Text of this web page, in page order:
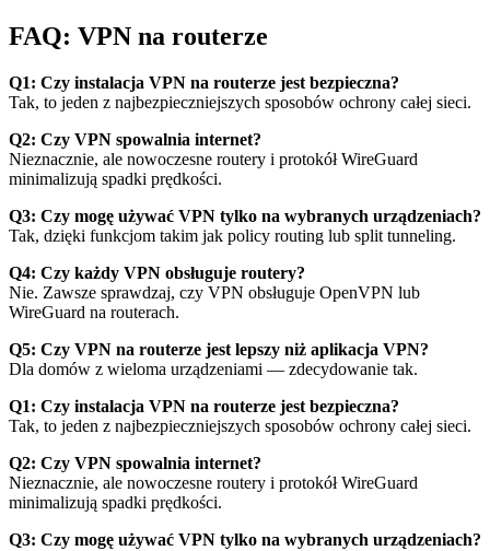
FAQ: VPN na routerze
Q1: Czy instalacja VPN na routerze jest bezpieczna?
Tak, to jeden z najbezpieczniejszych sposobów ochrony całej sieci.
Q2: Czy VPN spowalnia internet?
Nieznacznie, ale nowoczesne routery i protokół WireGuard
minimalizują spadki prędkości.
Q3: Czy mogę używać VPN tylko na wybranych urządzeniach?
Tak, dzięki funkcjom takim jak policy routing lub split tunneling.
Q4: Czy każdy VPN obsługuje routery?
Nie. Zawsze sprawdzaj, czy VPN obsługuje OpenVPN lub
WireGuard na routerach.
Q5: Czy VPN na routerze jest lepszy niż aplikacja VPN?
Dla domów z wieloma urządzeniami — zdecydowanie tak.
Q1: Czy instalacja VPN na routerze jest bezpieczna?
Tak, to jeden z najbezpieczniejszych sposobów ochrony całej sieci.
Q2: Czy VPN spowalnia internet?
Nieznacznie, ale nowoczesne routery i protokół WireGuard
minimalizują spadki prędkości.
Q3: Czy mogę używać VPN tylko na wybranych urządzeniach?